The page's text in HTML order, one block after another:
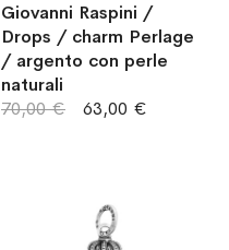
Giovanni Raspini /
Drops / charm Perlage
/ argento con perle
naturali
63,00 €
70,00 €